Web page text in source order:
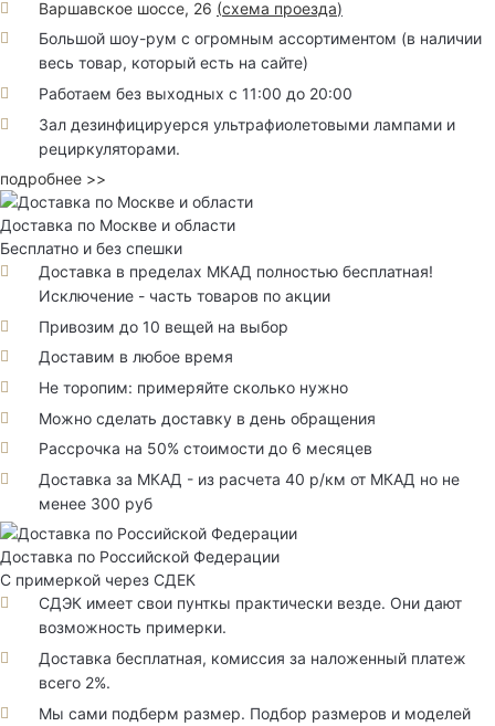
Варшавское шоссе, 26 (схема проезда)
Большой шоу-рум с огромным ассортиментом (в наличии
весь товар, который есть на сайте)
Работаем без выходных с 11:00 до 20:00
Зал дезинфицируерся ультрафиолетовыми лампами и
рециркуляторами.
подробнее >>
Доставка по Москве и области
Бесплатно и без спешки
Доставка в пределах МКАД полностью бесплатная!
Исключение - часть товаров по акции
Привозим до 10 вещей на выбор
Доставим в любое время
Не торопим: примеряйте сколько нужно
Можно сделать доставку в день обращения
Рассрочка на 50% стоимости до 6 месяцев
Доставка за МКАД - из расчета 40 р/км от МКАД но не
менее 300 руб
Доставка по Российской Федерации
С примеркой через СДЕК
СДЭК имеет свои пунткы практически везде. Они дают
возможность примерки.
Доставка бесплатная, комиссия за наложенный платеж
всего 2%.
Мы сами подберм размер. Подбор размеров и моделей